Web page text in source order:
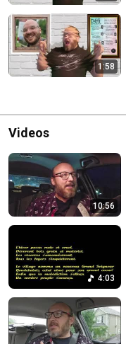
1:58
Videos
10:56
4:03